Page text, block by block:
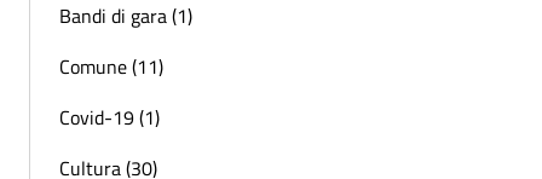
Bandi di gara (1)
Comune (11)
Covid-19 (1)
Cultura (30)